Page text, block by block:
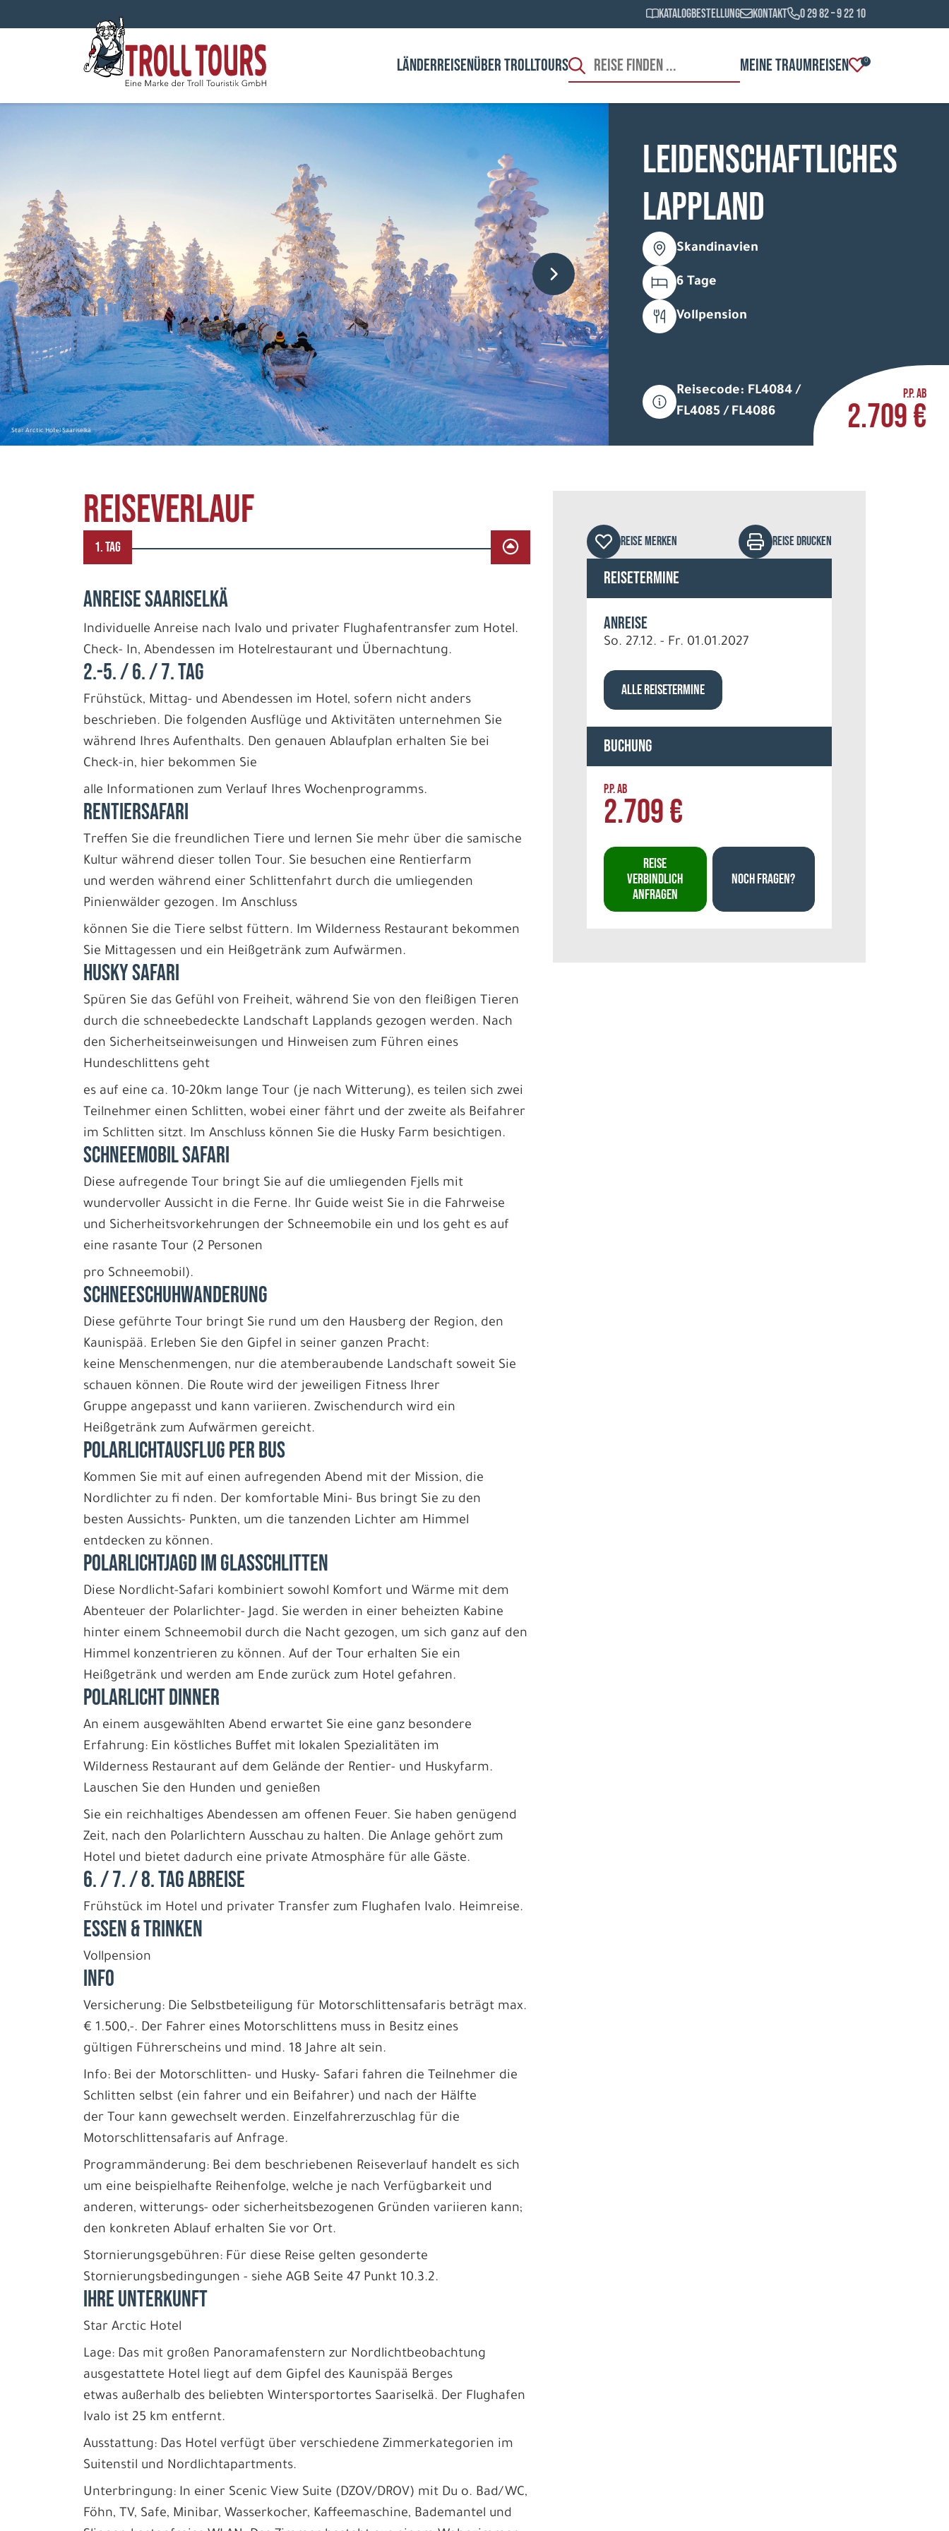
Katalogbestellung Kontakt 0 29 82 – 9 22 10
LÄNDERREISENÜBER TROLLTOURS MEINE TRAUMREISEN 0
Star Arctic Hotel Saariselkä
Leidenschaftliches
Lappland
Skandinavien
6 Tage
Vollpension
Reisecode: FL4084 /
FL4085 / FL4086
P.P. AB
2.709 €
REISEVERLAUF
1. TAG
ANREISE SAARISELKÄ
Individuelle Anreise nach Ivalo und privater Flughafentransfer zum Hotel.
Check- In, Abendessen im Hotelrestaurant und Übernachtung.
2.-5. / 6. / 7. TAG
Frühstück, Mittag- und Abendessen im Hotel, sofern nicht anders
beschrieben. Die folgenden Ausflüge und Aktivitäten unternehmen Sie
während Ihres Aufenthalts. Den genauen Ablaufplan erhalten Sie bei
Check-in, hier bekommen Sie
alle Informationen zum Verlauf Ihres Wochenprogramms.
RENTIERSAFARI
Treffen Sie die freundlichen Tiere und lernen Sie mehr über die samische
Kultur während dieser tollen Tour. Sie besuchen eine Rentierfarm
und werden während einer Schlittenfahrt durch die umliegenden
Pinienwälder gezogen. Im Anschluss
können Sie die Tiere selbst füttern. Im Wilderness Restaurant bekommen
Sie Mittagessen und ein Heißgetränk zum Aufwärmen.
HUSKY SAFARI
Spüren Sie das Gefühl von Freiheit, während Sie von den fleißigen Tieren
durch die schneebedeckte Landschaft Lapplands gezogen werden. Nach
den Sicherheitseinweisungen und Hinweisen zum Führen eines
Hundeschlittens geht
es auf eine ca. 10-20km lange Tour (je nach Witterung), es teilen sich zwei
Teilnehmer einen Schlitten, wobei einer fährt und der zweite als Beifahrer
im Schlitten sitzt. Im Anschluss können Sie die Husky Farm besichtigen.
SCHNEEMOBIL SAFARI
Diese aufregende Tour bringt Sie auf die umliegenden Fjells mit
wundervoller Aussicht in die Ferne. Ihr Guide weist Sie in die Fahrweise
und Sicherheitsvorkehrungen der Schneemobile ein und los geht es auf
eine rasante Tour (2 Personen
pro Schneemobil).
SCHNEESCHUHWANDERUNG
Diese geführte Tour bringt Sie rund um den Hausberg der Region, den
Kaunispää. Erleben Sie den Gipfel in seiner ganzen Pracht:
keine Menschenmengen, nur die atemberaubende Landschaft soweit Sie
schauen können. Die Route wird der jeweiligen Fitness Ihrer
Gruppe angepasst und kann variieren. Zwischendurch wird ein
Heißgetränk zum Aufwärmen gereicht.
POLARLICHTAUSFLUG PER BUS
Kommen Sie mit auf einen aufregenden Abend mit der Mission, die
Nordlichter zu fi nden. Der komfortable Mini- Bus bringt Sie zu den
besten Aussichts- Punkten, um die tanzenden Lichter am Himmel
entdecken zu können.
POLARLICHTJAGD IM GLASSCHLITTEN
Diese Nordlicht-Safari kombiniert sowohl Komfort und Wärme mit dem
Abenteuer der Polarlichter- Jagd. Sie werden in einer beheizten Kabine
hinter einem Schneemobil durch die Nacht gezogen, um sich ganz auf den
Himmel konzentrieren zu können. Auf der Tour erhalten Sie ein
Heißgetränk und werden am Ende zurück zum Hotel gefahren.
POLARLICHT DINNER
An einem ausgewählten Abend erwartet Sie eine ganz besondere
Erfahrung: Ein köstliches Buffet mit lokalen Spezialitäten im
Wilderness Restaurant auf dem Gelände der Rentier- und Huskyfarm.
Lauschen Sie den Hunden und genießen
Sie ein reichhaltiges Abendessen am offenen Feuer. Sie haben genügend
Zeit, nach den Polarlichtern Ausschau zu halten. Die Anlage gehört zum
Hotel und bietet dadurch eine private Atmosphäre für alle Gäste.
6. / 7. / 8. TAG ABREISE
Frühstück im Hotel und privater Transfer zum Flughafen Ivalo. Heimreise.
ESSEN & TRINKEN
Vollpension
INFO
Versicherung: Die Selbstbeteiligung für Motorschlittensafaris beträgt max.
€ 1.500,-. Der Fahrer eines Motorschlittens muss in Besitz eines
gültigen Führerscheins und mind. 18 Jahre alt sein.
Info: Bei der Motorschlitten- und Husky- Safari fahren die Teilnehmer die
Schlitten selbst (ein fahrer und ein Beifahrer) und nach der Hälfte
der Tour kann gewechselt werden. Einzelfahrerzuschlag für die
Motorschlittensafaris auf Anfrage.
Programmänderung: Bei dem beschriebenen Reiseverlauf handelt es sich
um eine beispielhafte Reihenfolge, welche je nach Verfügbarkeit und
anderen, witterungs- oder sicherheitsbezogenen Gründen variieren kann;
den konkreten Ablauf erhalten Sie vor Ort.
Stornierungsgebühren: Für diese Reise gelten gesonderte
Stornierungsbedingungen - siehe AGB Seite 47 Punkt 10.3.2.
IHRE UNTERKUNFT
Star Arctic Hotel
Lage: Das mit großen Panoramafenstern zur Nordlichtbeobachtung
ausgestattete Hotel liegt auf dem Gipfel des Kaunispää Berges
etwas außerhalb des beliebten Wintersportortes Saariselkä. Der Flughafen
Ivalo ist 25 km entfernt.
Ausstattung: Das Hotel verfügt über verschiedene Zimmerkategorien im
Suitenstil und Nordlichtapartments.
Unterbringung: In einer Scenic View Suite (DZOV/DROV) mit Du o. Bad/WC,
Föhn, TV, Safe, Minibar, Wasserkocher, Kaffeemaschine, Bademantel und
REISE MERKEN REISE DRUCKEN
Reisetermine
Anreise
So. 27.12. - Fr. 01.01.2027
ALLE REISETERMINE
Buchung
P.P. AB
2.709 €
REISE
VERBINDLICH
ANFRAGEN
NOCH FRAGEN?